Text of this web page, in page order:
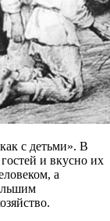
с детьми». В
и вкусно их
а